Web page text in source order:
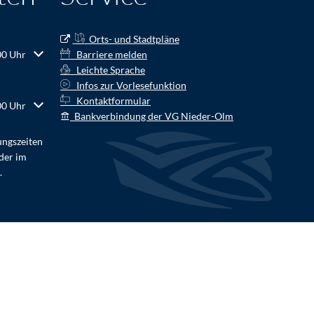
Schließzeiten auszublenden
Uhr
Schließzeiten auszublenden
Uhr
im
Orts- und Stadtpläne
Barriere melden
Leichte Sprache
Infos zur Vorlesefunktion
Kontaktformular
Bankverbindung der VG Nieder-Olm